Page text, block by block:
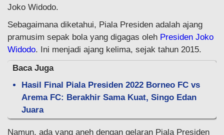
Joko Widodo.
Sebagaimana diketahui, Piala Presiden adalah ajang
pramusim sepak bola yang digagas oleh Presiden Joko
Widodo. Ini menjadi ajang kelima, sejak tahun 2015.
Baca Juga
Hasil Final Piala Presiden 2022 Borneo FC vs
Arema FC: Berakhir Sama Kuat, Singo Edan
Juara
Namun, ada yang aneh dengan gelaran Piala Presiden